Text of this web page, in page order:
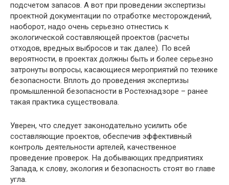
подсчетом запасов. А вот при проведении экспертизы
проектной документации по отработке месторождений,
наоборот, надо очень серьезно отнестись к
экологической составляющей проектов (расчеты
отходов, вредных выбросов и так далее). По всей
вероятности, в проектах должны быть и более серьезно
затронуты вопросы, касающиеся мероприятий по технике
безопасности. Вплоть до проведения экспертизы
промышленной безопасности в Ростехнадзоре – ранее
такая практика существовала.
Уверен, что следует законодательно усилить обе
составляющие проектов, обеспечив эффективный
контроль деятельности артелей, качественное
проведение проверок. На добывающих предприятиях
Запада, к слову, экология и безопасность стоят во главе
угла.